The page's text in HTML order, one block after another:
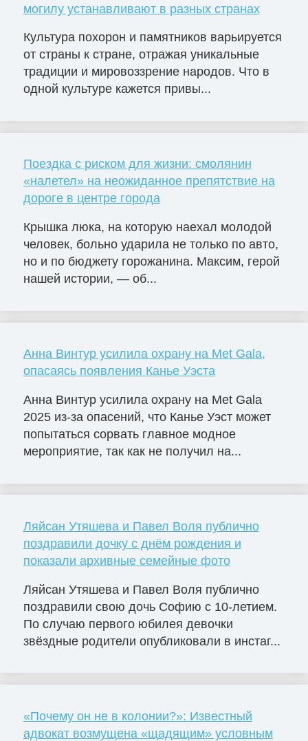
могилу устанавливают в разных странах
Культура похорон и памятников варьируется
от страны к стране, отражая уникальные
традиции и мировоззрение народов. Что в
одной культуре кажется привы...
Поездка с риском для жизни: смолянин
«налетел» на неожиданное препятствие на
дороге в центре города
Крышка люка, на которую наехал молодой
человек, больно ударила не только по авто,
но и по бюджету горожанина. Максим, герой
нашей истории, — об...
Анна Винтур усилила охрану на Met Gala,
опасаясь появления Канье Уэста
Анна Винтур усилила охрану на Met Gala
2025 из-за опасений, что Канье Уэст может
попытаться сорвать главное модное
мероприятие, так как не получил на...
Ляйсан Утяшева и Павел Воля публично
поздравили дочку с днём рождения и
показали архивные семейные фото
Ляйсан Утяшева и Павел Воля публично
поздравили свою дочь Софию с 10-летием.
По случаю первого юбилея девочки
звёздные родители опубликовали в инстаг...
«Почему он не в колонии?»: Известный
адвокат возмущена «щадящим» условным